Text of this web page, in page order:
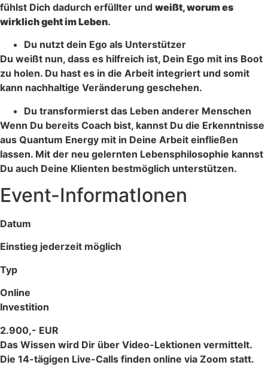
fühlst Dich dadurch erfüllter und weißt, worum es
wirklich geht im Leben.
Du nutzt dein Ego als Unterstützer
Du weißt nun, dass es hilfreich ist, Dein Ego mit ins Boot
zu holen. Du hast es in die Arbeit integriert und somit
kann nachhaltige Veränderung geschehen.
Du transformierst das Leben anderer Menschen
Wenn Du bereits Coach bist, kannst Du die Erkenntnisse
aus Quantum Energy mit in Deine Arbeit einfließen
lassen. Mit der neu gelernten Lebensphilosophie kannst
Du auch Deine Klienten bestmöglich unterstützen.
Event-InformatIonen
Datum
Einstieg jederzeit möglich
Typ
Online
Investition
2.900,- EUR
Das Wissen wird Dir über Video-Lektionen vermittelt.
Die 14-tägigen Live-Calls finden online via Zoom statt.